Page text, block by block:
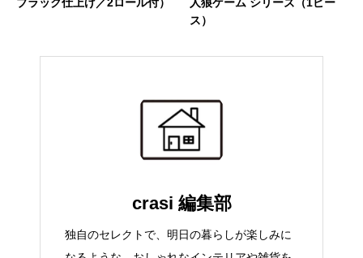
ス）
crasi 編集部
独自のセレクトで、明日の暮らしが楽しみに